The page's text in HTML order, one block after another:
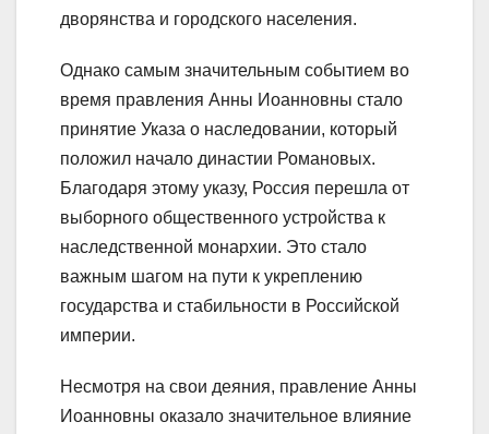
дворянства и городского населения.
Однако самым значительным событием во
время правления Анны Иоанновны стало
принятие Указа о наследовании, который
положил начало династии Романовых.
Благодаря этому указу, Россия перешла от
выборного общественного устройства к
наследственной монархии. Это стало
важным шагом на пути к укреплению
государства и стабильности в Российской
империи.
Несмотря на свои деяния, правление Анны
Иоанновны оказало значительное влияние